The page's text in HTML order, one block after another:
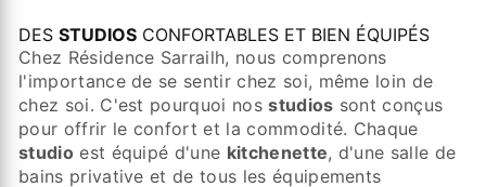
DES STUDIOS CONFORTABLES ET BIEN ÉQUIPÉS
Chez Résidence Sarrailh, nous comprenons
l'importance de se sentir chez soi, même loin de
chez soi. C'est pourquoi nosstudios sont conçus
pour offrir le confort et la commodité. Chaque
studioest équipé d'une kitchenette, d'une salle de
bains privative et de tous les équipements